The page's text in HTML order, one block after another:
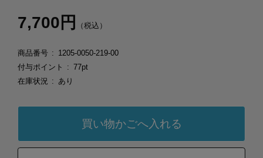
7,700円 （税込）
商品番号
1205-0050-219-00
付与ポイント
77pt
在庫状況
あり